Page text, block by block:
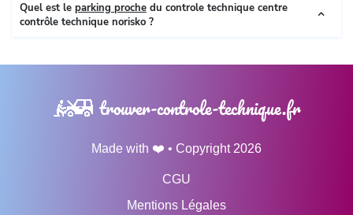
Quel est le parking proche du controle technique centre
contrôle technique norisko ?
trouver-controle-technique.fr
Made with ❤️ • Copyright 2026
CGU
Mentions Légales